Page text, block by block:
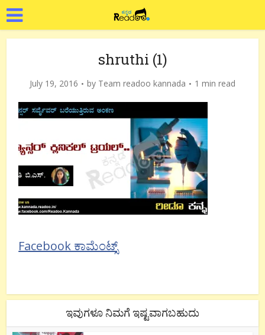
shruthi (1)
July 19, 2016 by Team readoo kannada 1 min read
Facebook ಕಾಮೆಂಟ್ಸ್
ಇವುಗಳೂ ನಿಮಗೆ ಇಷ್ಟವಾಗಬಹುದು